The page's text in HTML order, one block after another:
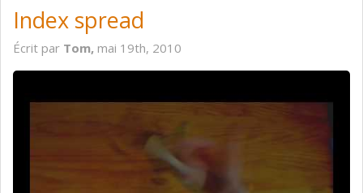
Index spread
Écrit par Tom, mai 19th, 2010